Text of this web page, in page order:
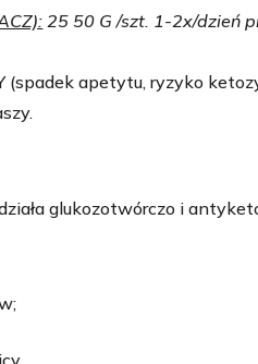
25 50 G /szt. 1-2x/dzień
(spadek apetytu, ryzyko
glukozotwórczo i